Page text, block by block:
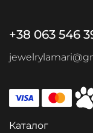
+38 063 546
Каталог